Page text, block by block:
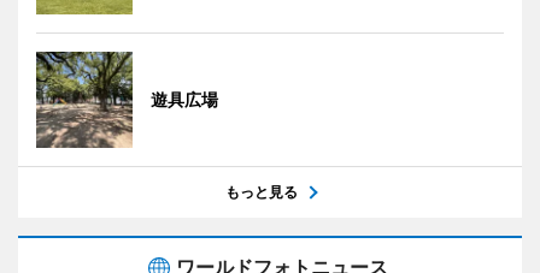
遊具広場
もっと見る
ワールドフォトニュース